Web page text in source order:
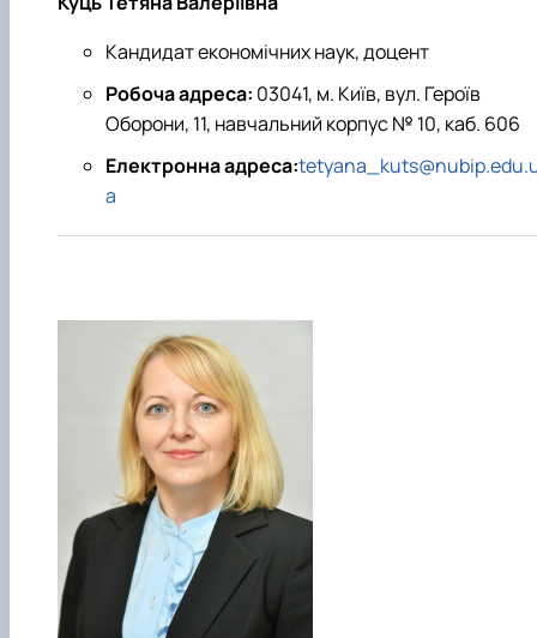
Кандидат економічних наук, доцент
Робоча адреса: 03041, м. Київ, вул. Героїв
Оборони, 11, навчальний корпус № 10, каб. 606
Електронна адреса:
a